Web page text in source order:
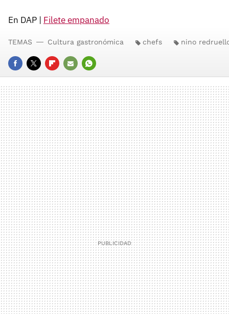
En DAP | Filete empanado
FACEBOOK
TWITTERFLIPBOARD
E-
MAIL
WHATSAPP
TEMAS Cultura gastronómica chefs nino